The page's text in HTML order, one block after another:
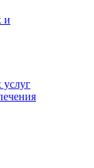
и
услуг